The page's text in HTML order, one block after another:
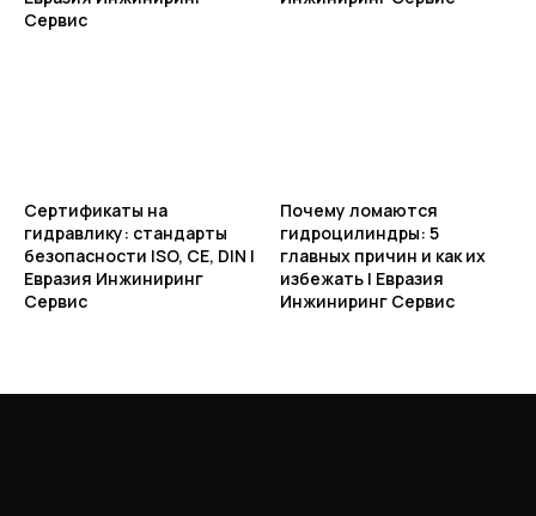
Сервис
Сертификаты на
гидравлику: стандарты
безопасности ISO, CE, DIN |
Евразия Инжиниринг
Сервис
Почему ломаются
гидроцилиндры: 5
главных причин и как их
избежать | Евразия
Инжиниринг Сервис